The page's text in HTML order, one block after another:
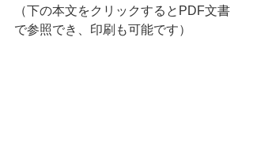
（下の本文をクリックするとPDF文書
で参照でき、印刷も可能です）